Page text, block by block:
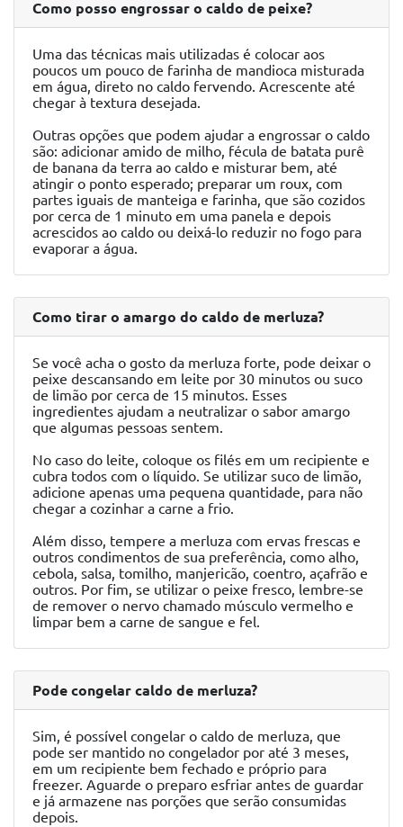
Como posso engrossar o caldo de peixe?
Uma das técnicas mais utilizadas é colocar aos
poucos um pouco de farinha de mandioca misturada
em água, direto no caldo fervendo. Acrescente até
chegar à textura desejada.
Outras opções que podem ajudar a engrossar o caldo
são: adicionar amido de milho, fécula de batata purê
de banana da terra ao caldo e misturar bem, até
atingir o ponto esperado; preparar um roux, com
partes iguais de manteiga e farinha, que são cozidos
por cerca de 1 minuto em uma panela e depois
acrescidos ao caldo ou deixá-lo reduzir no fogo para
evaporar a água.
Como tirar o amargo do caldo de merluza?
Se você acha o gosto da merluza forte, pode deixar o
peixe descansando em leite por 30 minutos ou suco
de limão por cerca de 15 minutos. Esses
ingredientes ajudam a neutralizar o sabor amargo
que algumas pessoas sentem.
No caso do leite, coloque os filés em um recipiente e
cubra todos com o líquido. Se utilizar suco de limão,
adicione apenas uma pequena quantidade, para não
chegar a cozinhar a carne a frio.
Além disso, tempere a merluza com ervas frescas e
outros condimentos de sua preferência, como alho,
cebola, salsa, tomilho, manjericão, coentro, açafrão e
outros. Por fim, se utilizar o peixe fresco, lembre-se
de remover o nervo chamado músculo vermelho e
limpar bem a carne de sangue e fel.
Pode congelar caldo de merluza?
Sim, é possível congelar o caldo de merluza, que
pode ser mantido no congelador por até 3 meses,
em um recipiente bem fechado e próprio para
freezer. Aguarde o preparo esfriar antes de guardar
e já armazene nas porções que serão consumidas
depois.